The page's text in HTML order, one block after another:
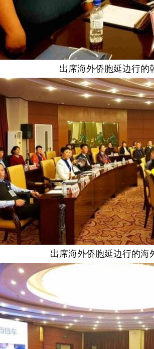
出席海外侨胞延边行的
出席海外侨胞延边行的海